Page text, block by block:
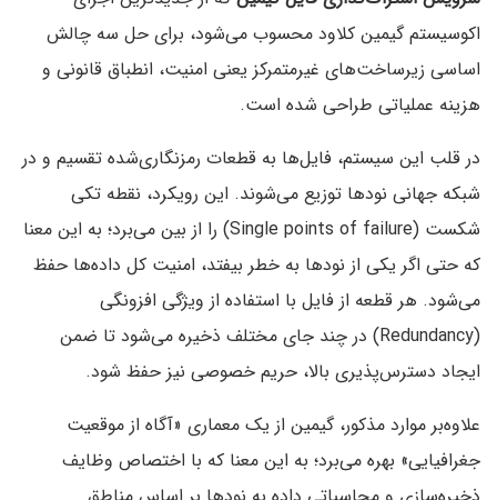
اکوسیستم گیمین کلاود محسوب می‌شود، برای حل سه چالش
اساسی زیرساخت‌های غیرمتمرکز یعنی امنیت، انطباق قانونی و
هزینه‌ عملیاتی طراحی شده است.
در قلب این سیستم، فایل‌ها به قطعات رمزنگاری‌شده‌ تقسیم و در
شبکه جهانی نودها توزیع می‌شوند. این رویکرد، نقطه تکی
شکست (Single points of failure) را از بین می‌برد؛ به این معنا
که حتی اگر یکی از نودها به خطر بیفتد، امنیت کل داده‌ها حفظ
می‌شود. هر قطعه از فایل با استفاده از ویژگی افزونگی
(Redundancy) در چند جای مختلف ذخیره می‌شود تا ضمن
ایجاد دسترس‌پذیری بالا، حریم خصوصی نیز حفظ شود.
علاوه‌بر موارد مذکور، گیمین از یک معماری «آگاه از موقعیت
جغرافیایی» بهره می‌برد؛ به این معنا که با اختصاص وظایف